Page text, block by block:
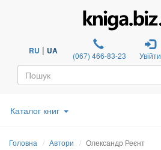
RU | UA (067) 466-83-23 Увійти
Каталог книг
Головна Автори Олександр Реєнт